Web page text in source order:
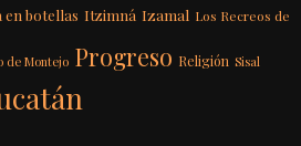
en botellas Itzimná Izamal Los Recreos de
de Montejo Progreso Religión Sisal